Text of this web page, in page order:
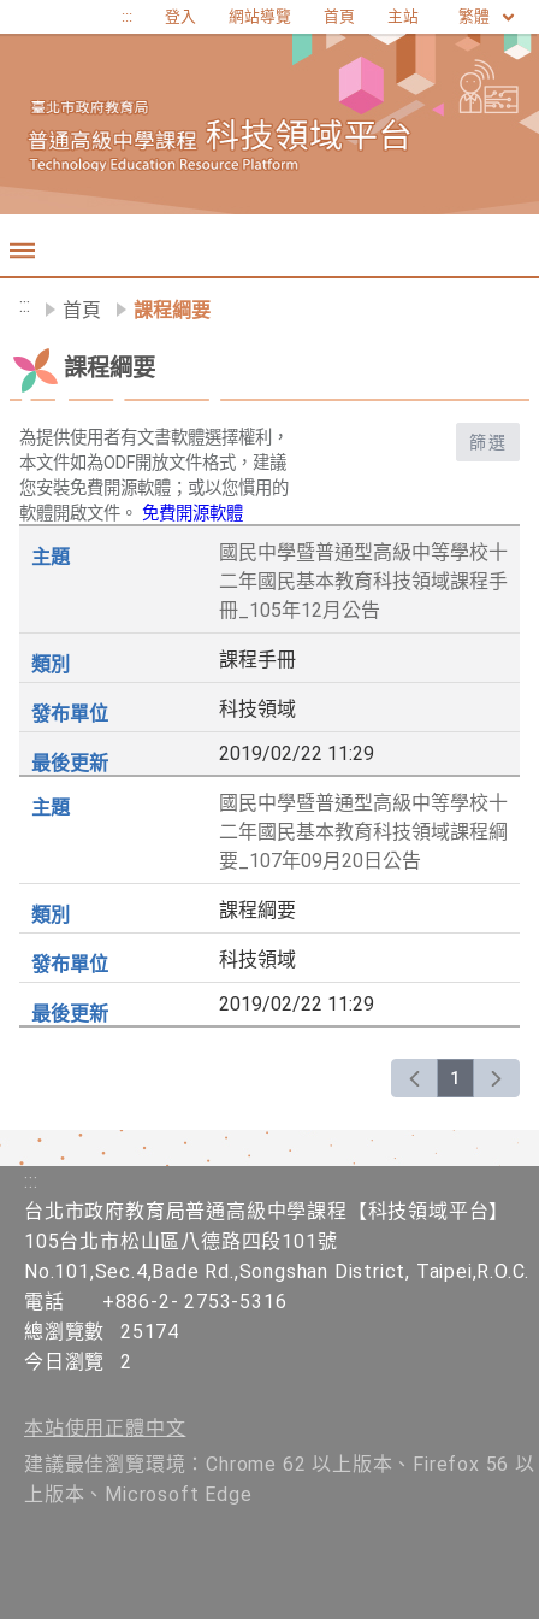
移至網頁之主要內容區位置
::: 登入 網站導覽 首頁 主站 繁體
::: 首頁 課程綱要
課程綱要
為提供使用者有文書軟體選擇權利，
本文件如為ODF開放文件格式，建議
您安裝免費開源軟體；或以您慣用的
軟體開啟文件。 免費開源軟體
篩選
國民中學暨普通型高級中等學校十
二年國民基本教育科技領域課程手
冊_105年12月公告
課程手冊
科技領域
2019/02/22 11:29
國民中學暨普通型高級中等學校十
二年國民基本教育科技領域課程綱
要_107年09月20日公告
課程綱要
科技領域
2019/02/22 11:29
1
:::
台北市政府教育局普通高級中學課程​【​科技領域平台】
105台北市松山區八德路四段101號
No.101,Sec.4,Bade Rd.,Songshan District, Taipei,R.O.C.
電話
+886-2- 2753-5316
總瀏覽數
25174
今日瀏覽
2
本站使用正體中文
建議最佳瀏覽環境：Chrome 62 以上版本、Firefox 56 以
上版本、Microsoft Edge